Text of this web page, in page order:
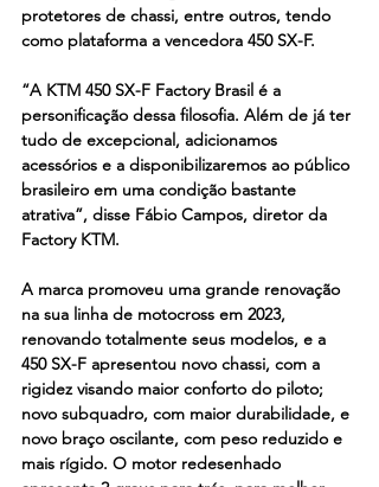
protetores de chassi, entre outros, tendo
como plataforma a vencedora 450 SX-F.
“A KTM 450 SX-F Factory Brasil é a
personificação dessa filosofia. Além de já ter
tudo de excepcional, adicionamos
acessórios e a disponibilizaremos ao público
brasileiro em uma condição bastante
atrativa”, disse Fábio Campos, diretor da
Factory KTM.
A marca promoveu uma grande renovação
na sua linha de motocross em 2023,
renovando totalmente seus modelos, e a
450 SX-F apresentou novo chassi, com a
rigidez visando maior conforto do piloto;
novo subquadro, com maior durabilidade, e
novo braço oscilante, com peso reduzido e
mais rígido. O motor redesenhado